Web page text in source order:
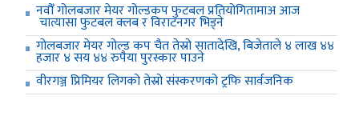
नवौँ गोलबजार मेयर गोल्डकप फुटबल प्रतियोगितामाअ आज
चात्यासा फुटबल क्लब र विराटनगर भिड्ने
गोलबजार मेयर गोल्ड कप चैत तेस्रो सातादेखि, बिजेताले ४ लाख ४४
हजार ४ सय ४४ रुपैया पुरस्कार पाउने
वीरगञ्ज प्रिमियर लिगको तेस्रो संस्करणको ट्रफि सार्वजनिक